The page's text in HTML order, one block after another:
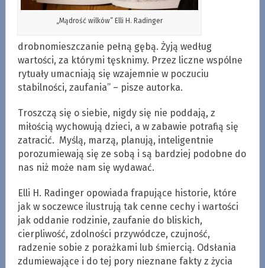
„Mądrość wilków” Elli H. Radinger
drobnomieszczanie pełną gębą. Żyją według
wartości, za którymi tęsknimy. Przez liczne wspólne
rytuały umacniają się wzajemnie w poczuciu
stabilności, zaufania” – pisze autorka.
Troszczą się o siebie, nigdy się nie poddają, z
miłością wychowują dzieci, a w zabawie potrafią się
zatracić. Myślą, marzą, planują, inteligentnie
porozumiewają się ze sobą i są bardziej podobne do
nas niż może nam się wydawać.
Elli H. Radinger opowiada frapujące historie, które
jak w soczewce ilustrują tak cenne cechy i wartości
jak oddanie rodzinie, zaufanie do bliskich,
cierpliwość, zdolności przywódcze, czujność,
radzenie sobie z porażkami lub śmiercią. Odsłania
zdumiewające i do tej pory nieznane fakty z życia